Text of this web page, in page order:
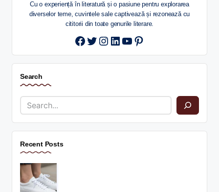
Cu o experiență în literatură și o pasiune pentru explorarea
diverselor teme, cuvintele sale captivează și rezonează cu
cititorii din toate genurile literare.
Twitter
Instagram
LinkedIn
YouTube
Pinterest
Search
Recent Posts